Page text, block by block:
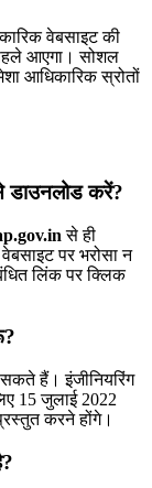
वेबसाइट की
आएगा। सोशल
आधिकारिक स्रोतों
डाउनलोड करें?
से ही
पर भरोसा न
लिंक पर क्लिक
हैं। इंजीनियरिंग
15 जुलाई 2022
करने होंगे।